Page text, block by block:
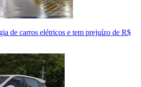
de carros elétricos e tem prejuízo de R$